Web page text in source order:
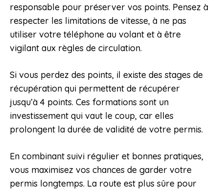
responsable pour préserver vos points. Pensez à
respecter les limitations de vitesse, à ne pas
utiliser votre téléphone au volant et à être
vigilant aux règles de circulation.
Si vous perdez des points, il existe des stages de
récupération qui permettent de récupérer
jusqu’à 4 points. Ces formations sont un
investissement qui vaut le coup, car elles
prolongent la durée de validité de votre permis.
En combinant suivi régulier et bonnes pratiques,
vous maximisez vos chances de garder votre
permis longtemps. La route est plus sûre pour